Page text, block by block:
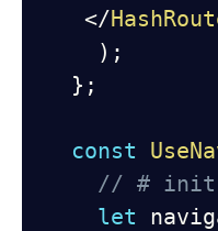
</
) ;
} ;
const
// # init
let